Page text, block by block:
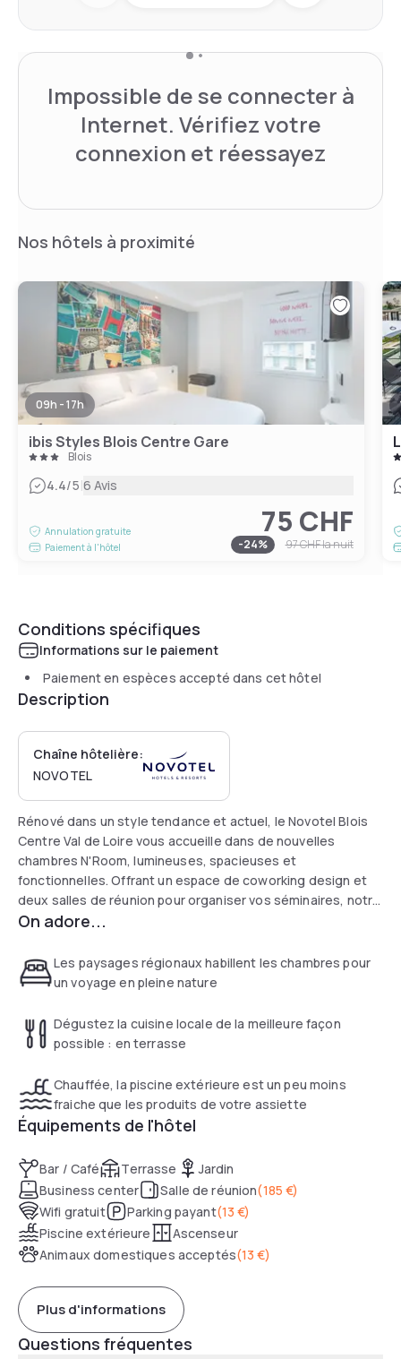
Impossible de se connecter à
Internet. Vérifiez votre
connexion et réessayez
Nos hôtels à proximité
09h - 17h
ibis Styles Blois Centre Gare
Blois
4.4/5|6 Avis
Annulation gratuite
Paiement à l'hôtel
75 CHF
-24% 97 CHFla nuit
Conditions spécifiques
Informations sur le paiement
Paiement en espèces accepté dans cet hôtel
Description
Chaîne hôtelière:
NOVOTEL
Rénové dans un style tendance et actuel, le Novotel Blois
Centre Val de Loire vous accueille dans de nouvelles
chambres N'Room, lumineuses, spacieuses et
fonctionnelles. Offrant un espace de coworking design et
deux salles de réunion pour organiser vos séminaires, notre
hôtel au centre de Blois invite à la détente et au calme avec
piscine chauffée et ses espaces de jeux pour le bonheur
des petits et grands.
On adore...
Les paysages régionaux habillent les chambres pour
un voyage en pleine nature
Dégustez la cuisine locale de la meilleure façon
possible : en terrasse
Chauffée, la piscine extérieure est un peu moins
fraiche que les produits de votre assiette
Équipements de l'hôtel
Bar / Café Terrasse
Jardin
Business center
Salle de réunion(185 €)
Wifi gratuit
Parking payant(13 €)
Piscine extérieure
Ascenseur
Animaux domestiques acceptés(13 €)
Plus d'informations
Questions fréquentes